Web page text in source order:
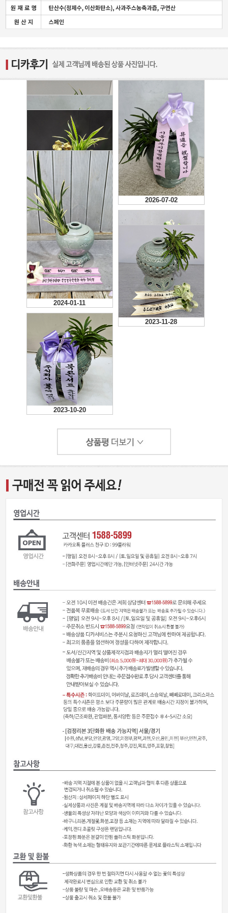
2026-07-02
2026-07-02
2026-07-01
2025-04-01
사이트에서 본것과 비슷합
니다. 나름 만족스럽습니
다.
2024-01-11
2023-12-13
2023-11-28
2023-10-20